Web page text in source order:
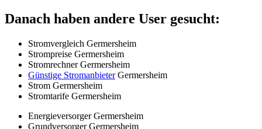
Danach haben andere User gesucht:
Stromvergleich Germersheim
Strompreise Germersheim
Stromrechner Germersheim
Günstige StromanbieterGermersheim
Strom Germersheim
Stromtarife Germersheim
Energieversorger Germersheim
Grundversorger Germersheim